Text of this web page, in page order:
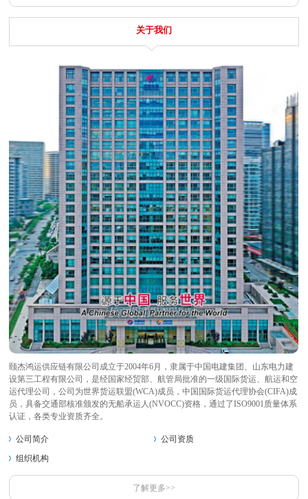
关于我们
颐杰鸿运供应链有限公司成立于2004年6月，隶属于中国电建集团、山东电力建
设第三工程有限公司，是经国家经贸部、航管局批准的一级国际货运、航运和空
运代理公司，公司为世界货运联盟(WCA)成员，中国国际货运代理协会(CIFA)成
员，具备交通部核准颁发的无船承运人(NVOCC)资格，通过了ISO9001质量体系
认证，各类专业资质齐全。
公司简介
公司资质
组织机构
了解更多>>